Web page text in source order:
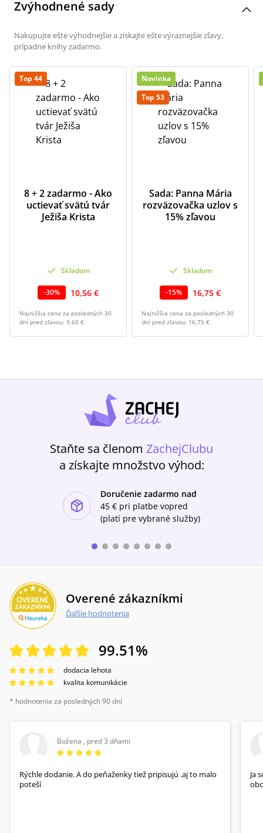
Zvýhodnené sady
Nakupujte ešte výhodnejšie a získajte ešte výraznejšie zľavy,
prípadne knihy zadarmo.
Top 44
8 + 2 zadarmo - Ako
uctievať svätú tvár
Ježiša Krista
Skladom
-30% 10,56 €
Najnižšia cena za posledných 30
dní pred zľavou: 9,60 €
Novinka
Top 53
Sada: Panna Mária
rozväzovačka uzlov s
15% zľavou
Skladom
-15% 16,75 €
Najnižšia cena za posledných 30
dní pred zľavou: 16,75 €
Staňte sa členom ZachejClubu
a získajte množstvo výhod:
Doručenie zadarmo nad
45 € pri platbe vopred
(platí pre vybrané služby)
Overené zákazníkmi
Ďalšie hodnotenia
99.51%
dodacia lehota
kvalita komunikácie
* hodnotenia za posledných 90 dní
Božena , pred 3 dňami
Rýchle dodanie. A do peňaženky tiež pripisujú .aj to malo
poteší
Ja